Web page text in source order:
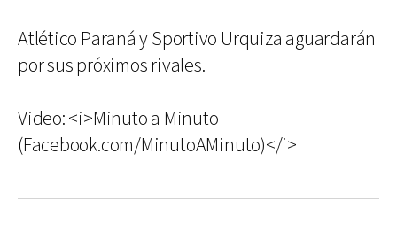
Atlético Paraná y Sportivo Urquiza aguardarán
por sus próximos rivales.
Video: <i>Minuto a Minuto
(Facebook.com/MinutoAMinuto)</i>